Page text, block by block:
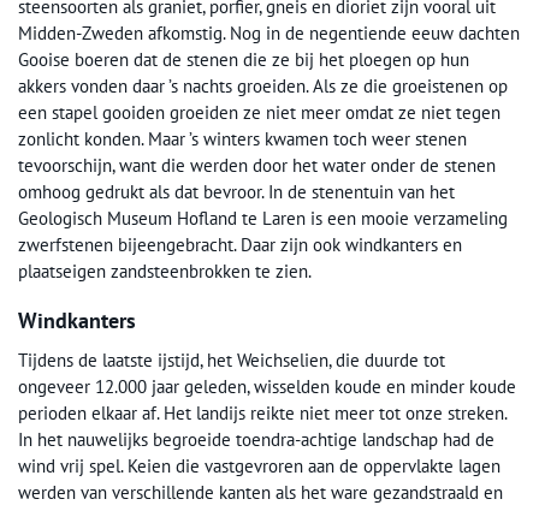
steensoorten als graniet, porfier, gneis en dioriet zijn vooral uit
Midden-Zweden afkomstig. Nog in de negentiende eeuw dachten
Gooise boeren dat de stenen die ze bij het ploegen op hun
akkers vonden daar ’s nachts groeiden. Als ze die groeistenen op
een stapel gooiden groeiden ze niet meer omdat ze niet tegen
zonlicht konden. Maar ’s winters kwamen toch weer stenen
tevoorschijn, want die werden door het water onder de stenen
omhoog gedrukt als dat bevroor. In de stenentuin van het
Geologisch Museum Hofland te Laren is een mooie verzameling
zwerfstenen bijeengebracht. Daar zijn ook windkanters en
plaatseigen zandsteenbrokken te zien.
Windkanters
Tijdens de laatste ijstijd, het Weichselien, die duurde tot
ongeveer 12.000 jaar geleden, wisselden koude en minder koude
perioden elkaar af. Het landijs reikte niet meer tot onze streken.
In het nauwelijks begroeide toendra-achtige landschap had de
wind vrij spel. Keien die vastgevroren aan de oppervlakte lagen
werden van verschillende kanten als het ware gezandstraald en